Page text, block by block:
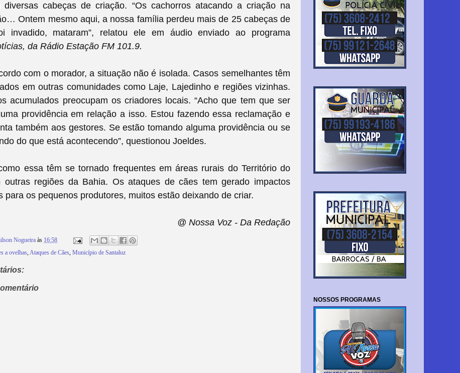
diversas cabeças de criação. “Os cachorros atacando a criação na
Ontem mesmo aqui, a nossa família perdeu mais de 25 cabeças de
invadido, mataram”, relatou ele em áudio enviado ao programa
da Rádio Estação FM 101.9.
com o morador, a situação não é isolada. Casos semelhantes têm
em outras comunidades como Laje, Lajedinho e regiões vizinhas.
acumulados preocupam os criadores locais.“Acho que tem que ser
providência em relação a isso. Estou fazendo essa reclamação e
também aos gestores. Se estão tomando alguma providência ou se
do que está acontecendo”, questionou Joeldes.
essa têm se tornado frequentes em áreas rurais do Território do
outras regiões da Bahia. Os ataques de cães tem gerado impactos
para os pequenos produtores, muitos estão deixando de criar.
@ Nossa Voz - Da Redação
Nogueira às 16:58
a ovelhas,Ataques de Cães, Município de Santaluz
NOSSOS PROGRAMAS